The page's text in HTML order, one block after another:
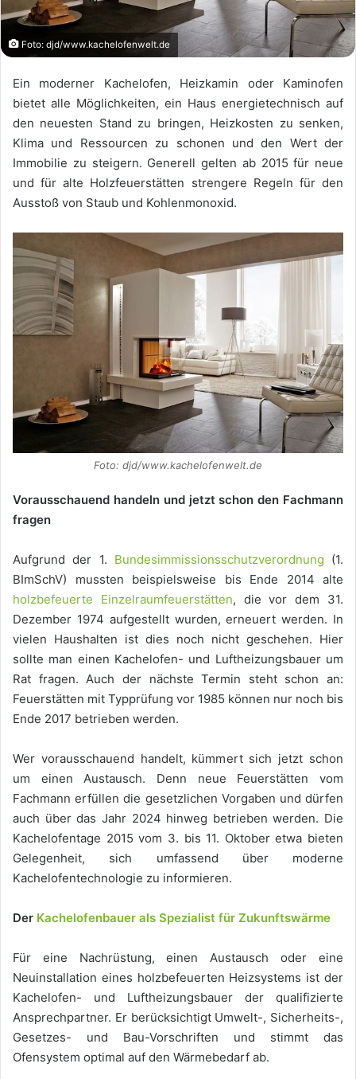
Foto: djd/www.kachelofenwelt.de
Ein moderner Kachelofen, Heizkamin oder Kaminofen
bietet alle Möglichkeiten, ein Haus energietechnisch auf
den neuesten Stand zu bringen, Heizkosten zu senken,
Klima und Ressourcen zu schonen und den Wert der
Immobilie zu steigern. Generell gelten ab 2015 für neue
und für alte Holzfeuerstätten strengere Regeln für den
Ausstoß von Staub und Kohlenmonoxid.
Foto: djd/www.kachelofenwelt.de
Vorausschauend handeln und jetzt schon den Fachmann
fragen
Aufgrund der 1. Bundesimmissionsschutzverordnung (1.
BImSchV) mussten beispielsweise bis Ende 2014 alte
holzbefeuerte Einzelraumfeuerstätten, die vor dem 31.
Dezember 1974 aufgestellt wurden, erneuert werden. In
vielen Haushalten ist dies noch nicht geschehen. Hier
sollte man einen Kachelofen- und Luftheizungsbauer um
Rat fragen. Auch der nächste Termin steht schon an:
Feuerstätten mit Typprüfung vor 1985 können nur noch bis
Ende 2017 betrieben werden.
Wer vorausschauend handelt, kümmert sich jetzt schon
um einen Austausch. Denn neue Feuerstätten vom
Fachmann erfüllen die gesetzlichen Vorgaben und dürfen
auch über das Jahr 2024 hinweg betrieben werden. Die
Kachelofentage 2015 vom 3. bis 11. Oktober etwa bieten
Gelegenheit, sich umfassend über moderne
Kachelofentechnologie zu informieren.
Der Kachelofenbauer als Spezialist für Zukunftswärme
Für eine Nachrüstung, einen Austausch oder eine
Neuinstallation eines holzbefeuerten Heizsystems ist der
Kachelofen- und Luftheizungsbauer der qualifizierte
Ansprechpartner. Er berücksichtigt Umwelt-, Sicherheits-,
Gesetzes- und Bau-Vorschriften und stimmt das
Ofensystem optimal auf den Wärmebedarf ab.